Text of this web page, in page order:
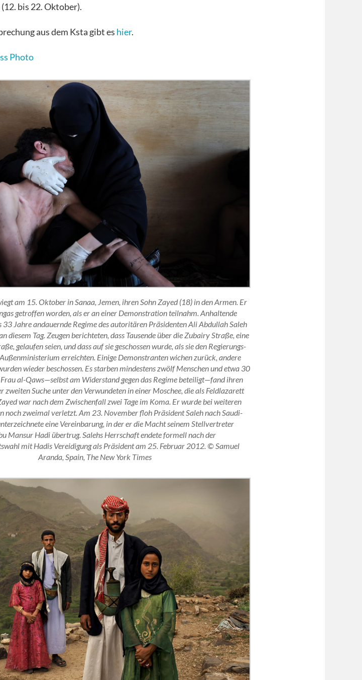
bis 22. Oktober).
aus dem Ksta gibt es hier.
Photo
am 15. Oktober in Sanaa, Jemen, ihren Sohn Zayed (18) in den Armen. Er
getroffen worden, als er an einer Demonstration teilnahm. Anhaltende
33 Jahre andauernde Regime des autoritären Präsidenten Ali Abdullah Saleh
diesem Tag. Zeugen berichteten, dass Tausende über die Zubairy Straße, eine
gelaufen seien, und dass auf sie geschossen wurde, als sie den Regierungs-
erreichten. Einige Demonstranten wichen zurück, andere
wieder beschossen. Es starben mindestens zwölf Menschen und etwa 30
al-Qaws—selbst am Widerstand gegen das Regime beteiligt—fand ihren
zweiten Suche unter den Verwundeten in einer Moschee, die als Feldlazarett
war nach dem Zwischenfall zwei Tage im Koma. Er wurde bei weiteren
noch zweimal verletzt. Am 23. November floh Präsident Saleh nach Saudi-
eine Vereinbarung, in der er die Macht seinem Stellvertreter
Mansur Hadi übertrug. Salehs Herrschaft endete formell nach der
mit Hadis Vereidigung als Präsident am 25. Februar 2012. © Samuel
Aranda, Spain, The New York Times